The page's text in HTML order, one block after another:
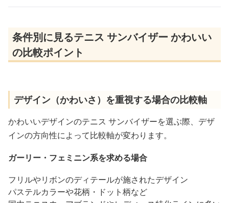
条件別に見るテニス サンバイザー かわいい
の比較ポイント
デザイン（かわいさ）を重視する場合の比較軸
かわいいデザインのテニス サンバイザーを選ぶ際、デザ
インの方向性によって比較軸が変わります。
ガーリー・フェミニン系を求める場合
フリルやリボンのディテールが施されたデザイン
パステルカラーや花柄・ドット柄など